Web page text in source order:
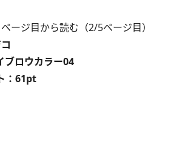
ージ目から読む（2/5ページ目）
ブロウカラー04
：61pt